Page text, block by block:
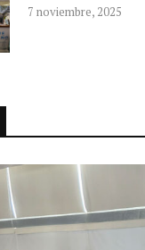
7 noviembre, 2025